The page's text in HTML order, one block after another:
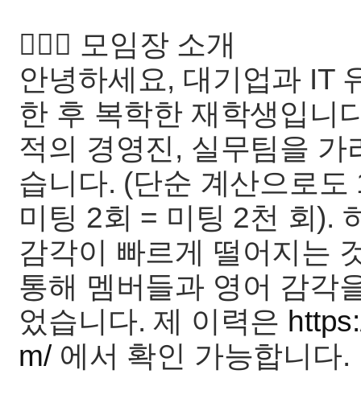
🙇🏻‍♂️ 모임장 소개
안녕하세요, 대기업과 IT
한 후 복학한 재학생입니
적의 경영진, 실무팀을
습니다. (단순 계산으로
미팅 2회 = 미팅 2천 회).
감각이 빠르게 떨어지는
통해 멤버들과 영어 감각
었습니다. 제 이력은
m/에서 확인 가능합니다.